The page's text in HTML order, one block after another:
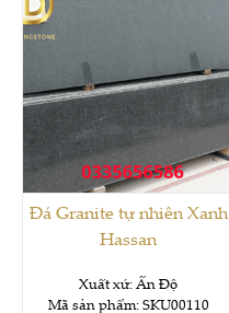
Đá Granite tự nhiên Xanh
Hassan
Xuất xứ: Ấn Độ
Mã sản phẩm: SKU00110